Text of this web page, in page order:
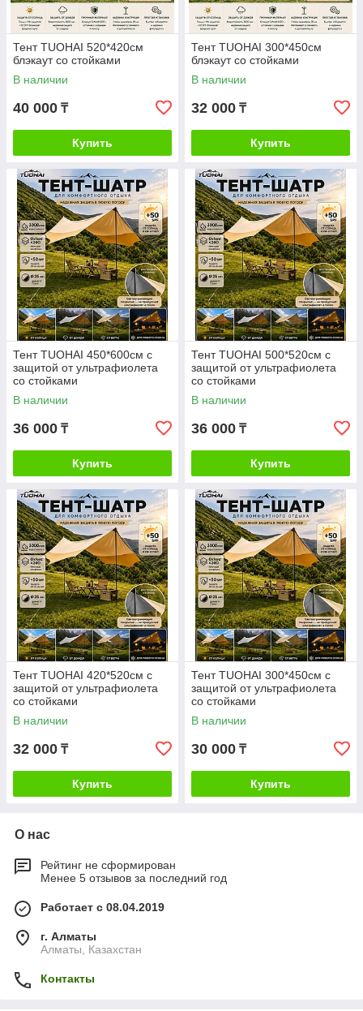
Тент TUOHAI 520*420см
блэкаут со стойками
В наличии
40 000 ₸
Купить
Тент TUOHAI 300*450см
блэкаут со стойками
В наличии
32 000 ₸
Купить
Тент TUOHAI 450*600см с
защитой от ультрафиолета
со стойками
В наличии
36 000 ₸
Купить
Тент TUOHAI 500*520см с
защитой от ультрафиолета
со стойками
В наличии
36 000 ₸
Купить
Тент TUOHAI 420*520см с
защитой от ультрафиолета
со стойками
В наличии
32 000 ₸
Купить
Тент TUOHAI 300*450см с
защитой от ультрафиолета
со стойками
В наличии
30 000 ₸
Купить
О нас
Рейтинг не сформирован
Менее 5 отзывов за последний год
Работает с 08.04.2019
г. Алматы
Алматы, Казахстан
Контакты